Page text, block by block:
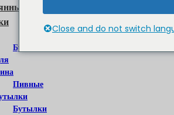
Бутылки
Пивные
Бутылки
Close and do not switch